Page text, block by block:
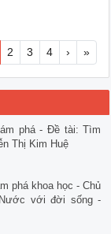
2 3 4 › »
phá - Đề tài: Tìm
Thị Kim Huệ
phá khoa học - Chủ
với đời sống -